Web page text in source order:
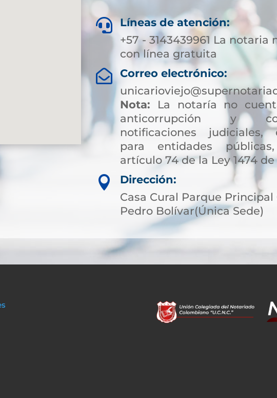
 Líneas de atención:
+57 - 3143439961 La notaria
con línea gratuita

Correo electrónico:
Nota: La notaría no
anticorrupción y
notificaciones judiciales,
para entidades
artículo 74 de la Ley 1474 de

Dirección:
Casa Cural Parque Principal
Pedro Bolívar(Única Sede)